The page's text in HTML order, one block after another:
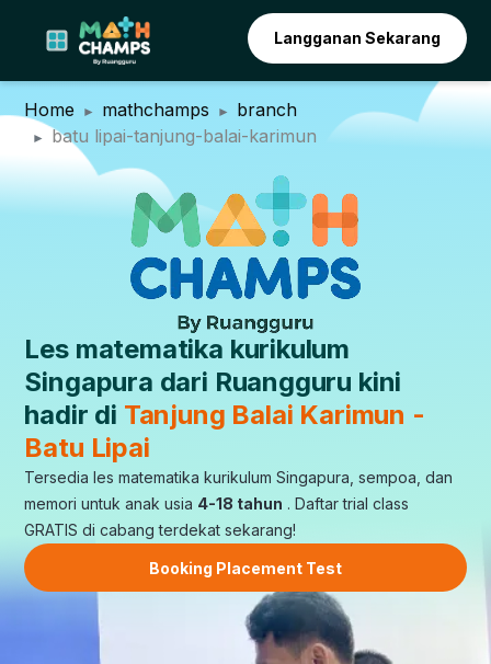
Langganan Sekarang
Home mathchamps
branch
batu lipai-tanjung-balai-karimun
Les matematika kurikulum
Singapura dari Ruangguru kini
hadir di Tanjung Balai Karimun -
Batu Lipai
Tersedia les matematika kurikulum Singapura, sempoa, dan
memori untuk anak usia 4-18 tahun . Daftar trial class
GRATIS di cabang terdekat sekarang!
Booking Placement Test